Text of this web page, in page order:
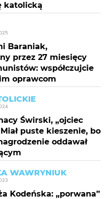
katolicką
Baraniak,
przez 27 miesięcy
współczujcie
oprawcom
Świrski, „ojciec
puste kieszenie, bo
oddawał
WAWRYNIUK
Kodeńska: „porwana”